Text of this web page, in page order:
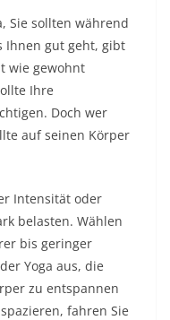
Sie sollten während
Ihnen gut geht, gibt
wie gewohnt
Ihre
Doch wer
auf seinen Körper
Intensität oder
belasten. Wählen
bis geringer
Yoga aus, die
zu entspannen
fahren Sie